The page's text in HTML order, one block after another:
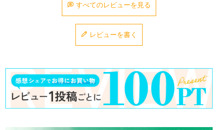
すべてのレビューを見る
レビューを書く